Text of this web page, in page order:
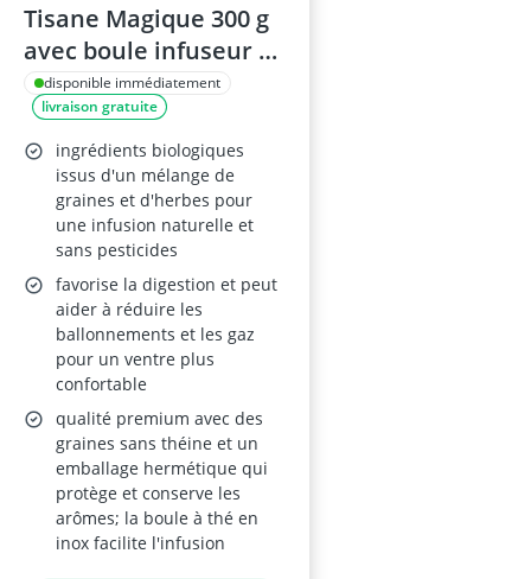
Tisane Magique 300 g
avec boule infuseur –
infusion allaitement,
digestion et douleurs
menstruelles
(fenugrec, fenouil,
carvi, verveine,
caroube) en vrac
disponible immédiatement
livraison gratuite
ingrédients biologiques
issus d'un mélange de
graines et d'herbes pour
une infusion naturelle et
sans pesticides
favorise la digestion et peut
aider à réduire les
ballonnements et les gaz
pour un ventre plus
confortable
qualité premium avec des
graines sans théine et un
emballage hermétique qui
protège et conserve les
arômes; la boule à thé en
inox facilite l'infusion